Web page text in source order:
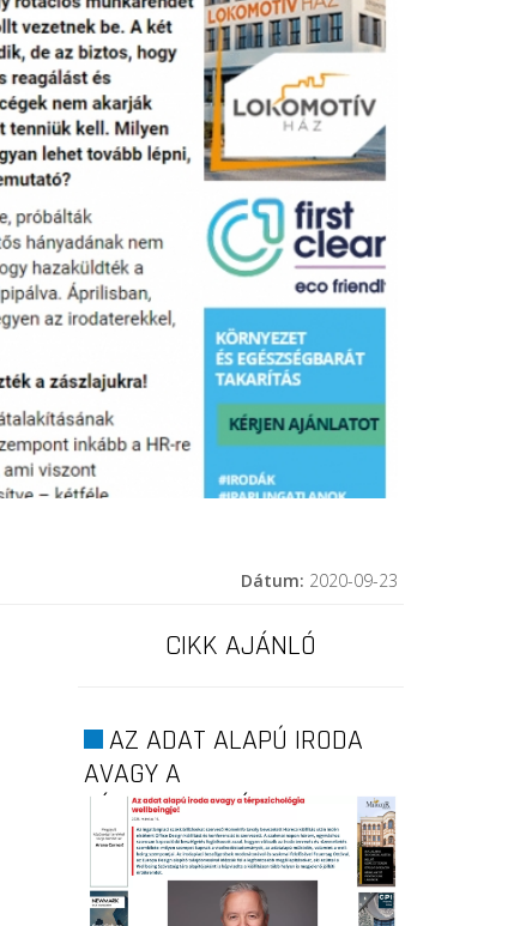
Dátum: 2020-09-23
CIKK AJÁNLÓ
AZ ADAT ALAPÚ IRODA
AVAGY A
TÉRPSZICHOLÓGIA...